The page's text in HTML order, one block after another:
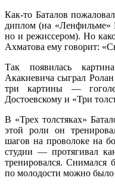
Как-то Баталов
диплом (на «Ленфильме»
но и режиссером). Но
Ахматова ему говорит:
Так появилась
Акакиевича сыграл
три картины —
Достоевскому и «Три
В «Трех толстяках»
этой роли он
шагов на проволоке на
студии — протягивал
тренировался. Снимался
по молодости можно было